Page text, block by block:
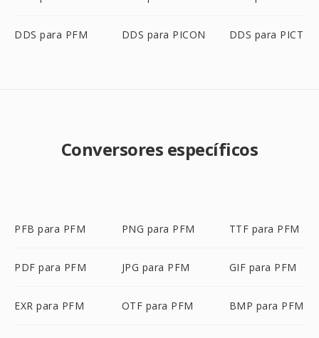
DDS para PFM DDS para PICON DDS para PICT
Conversores específicos
PFB para PFM PNG para PFM TTF para PFM
PDF para PFM JPG para PFM GIF para PFM
EXR para PFM OTF para PFM BMP para PFM